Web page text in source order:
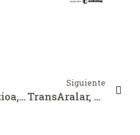
Gamifikazioa, Puzzle Eta Gela Iraulia Ikasgelan Prozesuen Diseinurako Heuristikak Zer Diren Eta Zertarako Balio Duten Ikasteko.
Siguiente
TransAralar, 2019